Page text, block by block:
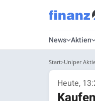
News Aktien
Start Uniper
Heute,